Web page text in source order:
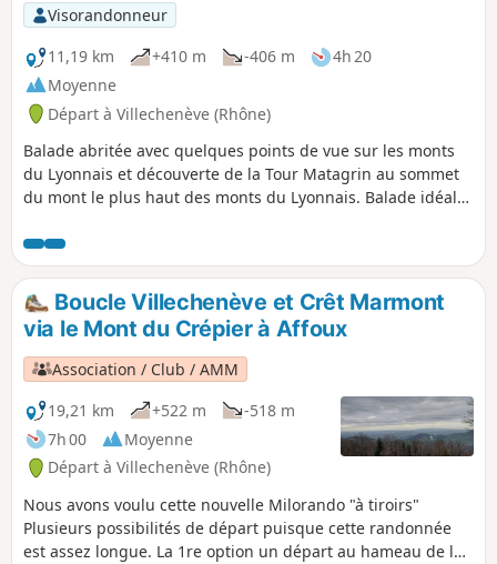
Visorandonneur
11,19 km
+410 m -406 m
4h 20
Moyenne
Départ à Villechenève (Rhône)
Balade abritée avec quelques points de vue sur les monts
du Lyonnais et découverte de la Tour Matagrin au sommet
du mont le plus haut des monts du Lyonnais. Balade idéale
bois.
Boucle Villechenève et Crêt Marmont
via le Mont du Crépier à Affoux
Association / Club / AMM
19,21 km
+522 m
-518 m
7h 00
Moyenne
Départ à Villechenève (Rhône)
Nous avons voulu cette nouvelle Milorando "à tiroirs"
Plusieurs possibilités de départ puisque cette randonnée
est assez longue. La 1re option un départ au hameau de la